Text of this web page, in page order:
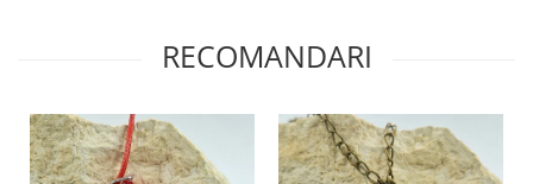
Sac reutilizabil pentru fructe și
Card cadou
Accesorii tricotate
RECOMANDARI